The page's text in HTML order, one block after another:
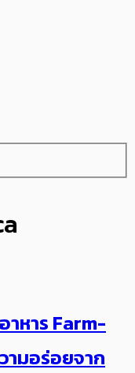
าหาร Farm-
มอร่อยจาก